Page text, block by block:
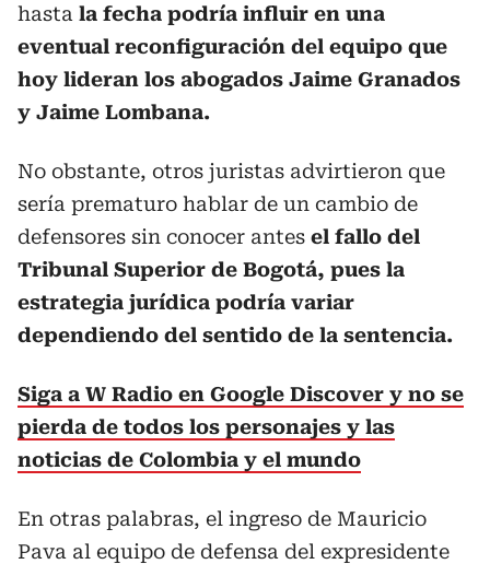
hasta la fecha podría influir en una
eventual reconfiguración del equipo que
hoy lideran los abogados Jaime Granados
y Jaime Lombana.
No obstante, otros juristas advirtieron que
sería prematuro hablar de un cambio de
defensores sin conocer antes el fallo del
Tribunal Superior de Bogotá, pues la
estrategia jurídica podría variar
dependiendo del sentido de la sentencia.
Siga a W Radio en Google Discover y no se
pierda de todos los personajes y las
noticias de Colombia y el mundo
En otras palabras, el ingreso de Mauricio
Pava al equipo de defensa del expresidente